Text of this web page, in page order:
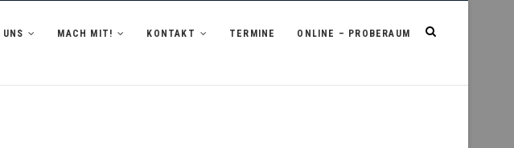
UNS MACH MIT! KONTAKT TERMINE ONLINE – PROBERAUM